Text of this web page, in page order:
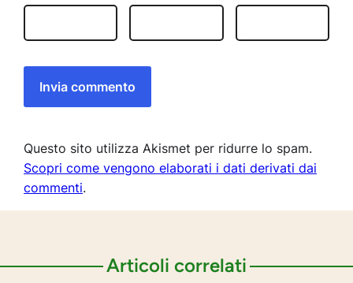
Questo sito utilizza Akismet per ridurre lo spam.
Scopri come vengono elaborati i dati derivati dai
commenti.
Articoli correlati